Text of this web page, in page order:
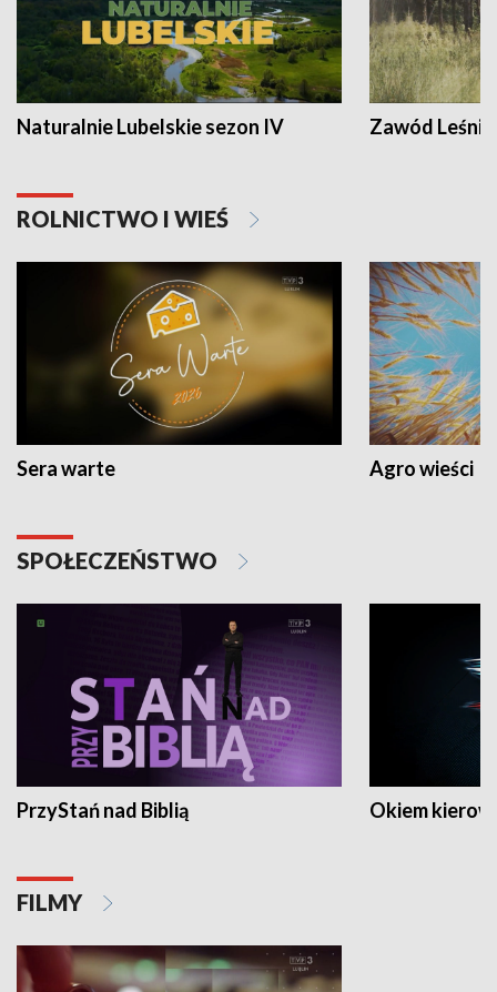
Naturalnie Lubelskie sezon IV Zawód Leśnik
ROLNICTWO I WIEŚ
Sera warte Agro wieści
SPOŁECZEŃSTWO
PrzyStań nad Biblią Okiem
FILMY